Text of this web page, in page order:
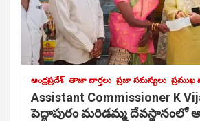
ఆంధ్రప్రదేశ్ తాజా వార్తలు ప్రజా సమస్యలు ప్రముఖ
Assistant Commissioner K
పెద్దాపురం మరిడమ్మ దేవస్థానంలో